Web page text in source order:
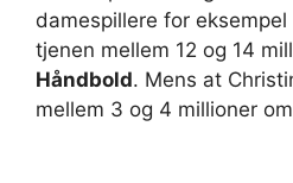
damespillere for
tjenen mellem 12 og 14
Håndbold. Mens at
mellem 3 og 4 millioner